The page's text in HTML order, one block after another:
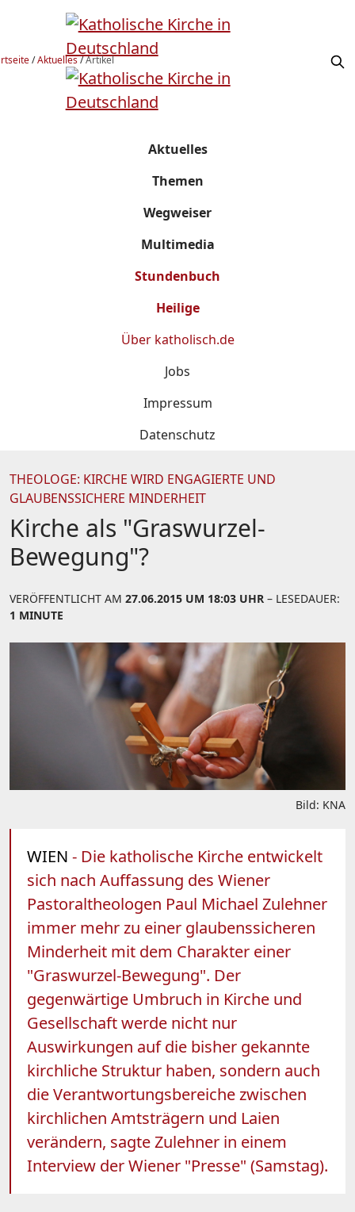
/Aktuelles/Artikel
Aktuelles
Themen
Wegweiser
Multimedia
Stundenbuch
Heilige
Über katholisch.de
Jobs
Impressum
Datenschutz
THEOLOGE: KIRCHE WIRD ENGAGIERTE UND
GLAUBENSSICHERE MINDERHEIT
Kirche als "Graswurzel-
Bewegung"?
VERÖFFENTLICHT AM 27.06.2015 UM 18:03 UHR – LESEDAUER:
1 MINUTE
Bild: KNA
WIEN - Die katholische Kirche entwickelt
sich nach Auffassung des Wiener
Pastoraltheologen Paul Michael Zulehner
immer mehr zu einer glaubenssicheren
Minderheit mit dem Charakter einer
"Graswurzel-Bewegung". Der
gegenwärtige Umbruch in Kirche und
Gesellschaft werde nicht nur
Auswirkungen auf die bisher gekannte
kirchliche Struktur haben, sondern auch
die Verantwortungsbereiche zwischen
kirchlichen Amtsträgern und Laien
verändern, sagte Zulehner in einem
Interview der Wiener "Presse" (Samstag).